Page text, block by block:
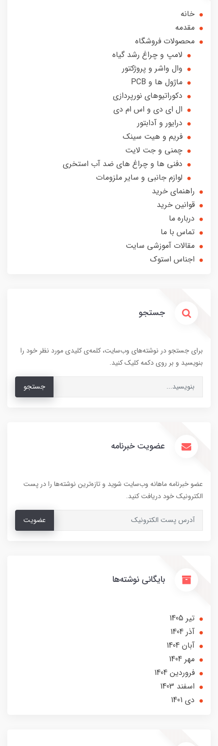
خانه
مقدمه
محصولات فروشگاه
لامپ و چراغ رشد گیاه
وال واشر و پروژکتور
ماژول ها و PCB
دکوراتیوهای نورپردازی
ال ای دی و اس ام دی
درایور و آدابتور
فریم و هیت سینک
چمنی و جت لایت
دفنی ها و چراغ های ضد آب استخری
لوازم جانبی و سایر ملزومات
راهنمای خرید
قوانین خرید
درباره ما
تماس با ما
مقالات آموزشی سایت
اجناس استوک
جستجو
برای جستجو در نوشته‌های وب‌سایت، کلمه‌ی کلیدی مورد نظر خود را
بنویسید و بر روی دکمه کلیک کنید.
جستجو
عضویت خبرنامه
عضو خبرنامه ماهانه وب‌سایت شوید و تازه‌ترین نوشته‌ها را در پست
الکترونیک خود دریافت کنید.
عضویت
بایگانی نوشته‌ها
تير 1405
آذر 1404
آبان 1404
مهر 1404
فروردین 1404
اسفند 1403
دی 1401